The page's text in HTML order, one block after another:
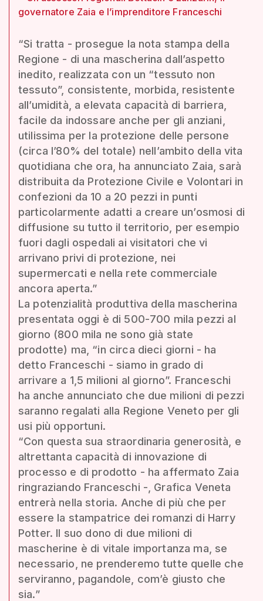
governatore Zaia e l’imprenditore Franceschi
“Si tratta - prosegue la nota stampa della
Regione - di una mascherina dall’aspetto
inedito, realizzata con un “tessuto non
tessuto”, consistente, morbida, resistente
all’umidità, a elevata capacità di barriera,
facile da indossare anche per gli anziani,
utilissima per la protezione delle persone
(circa l’80% del totale) nell’ambito della vita
quotidiana che ora, ha annunciato Zaia, sarà
distribuita da Protezione Civile e Volontari in
confezioni da 10 a 20 pezzi in punti
particolarmente adatti a creare un’osmosi di
diffusione su tutto il territorio, per esempio
fuori dagli ospedali ai visitatori che vi
arrivano privi di protezione, nei
supermercati e nella rete commerciale
ancora aperta.”
La potenzialità produttiva della mascherina
presentata oggi è di 500-700 mila pezzi al
giorno (800 mila ne sono già state
prodotte) ma, “in circa dieci giorni - ha
detto Franceschi - siamo in grado di
arrivare a 1,5 milioni al giorno”. Franceschi
ha anche annunciato che due milioni di pezzi
saranno regalati alla Regione Veneto per gli
usi più opportuni.
“Con questa sua straordinaria generosità, e
altrettanta capacità di innovazione di
processo e di prodotto - ha affermato Zaia
ringraziando Franceschi -, Grafica Veneta
entrerà nella storia. Anche di più che per
essere la stampatrice dei romanzi di Harry
Potter. Il suo dono di due milioni di
mascherine è di vitale importanza ma, se
necessario, ne prenderemo tutte quelle che
serviranno, pagandole, com’è giusto che
sia.”